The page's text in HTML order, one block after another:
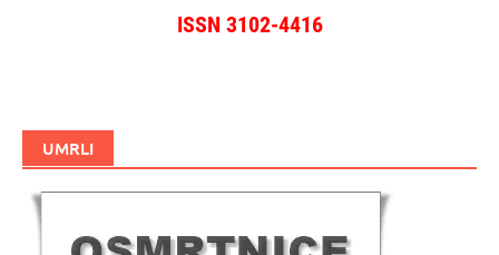
ISSN 3102-4416
UMRLI